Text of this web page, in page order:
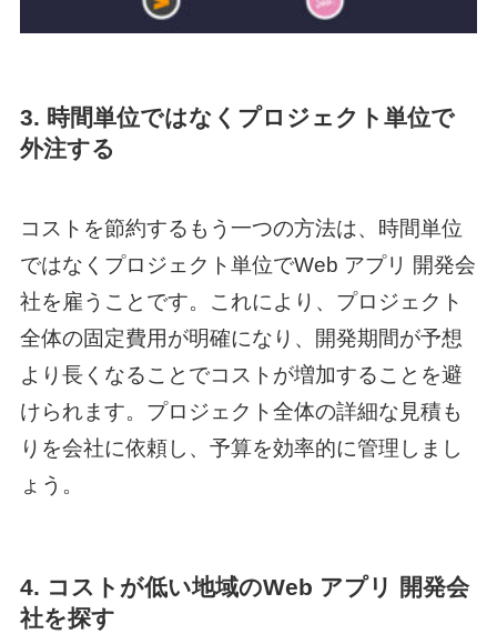
3. 時間単位ではなくプロジェクト単位で
外注する
コストを節約するもう一つの方法は、時間単位
ではなくプロジェクト単位でWeb アプリ 開発会
社を雇うことです。これにより、プロジェクト
全体の固定費用が明確になり、開発期間が予想
より長くなることでコストが増加することを避
けられます。プロジェクト全体の詳細な見積も
りを会社に依頼し、予算を効率的に管理しまし
ょう。
4. コストが低い地域のWeb アプリ 開発会
社を探す